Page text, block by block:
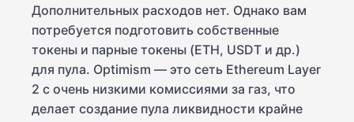
Дополнительных расходов нет. Однако вам
потребуется подготовить собственные
токены и парные токены (ETH, USDT и др.)
для пула. Optimism — это сеть Ethereum Layer
2 с очень низкими комиссиями за газ, что
делает создание пула ликвидности крайне